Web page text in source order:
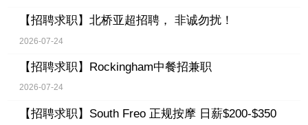
【招聘求职】 北桥亚超招聘， 非诚勿扰！
2026-07-24
【招聘求职】 Rockingham中餐招兼职
2026-07-24
【招聘求职】 South Freo 正规按摩 日薪$200-$350